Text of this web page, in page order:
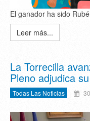
El ganador ha sido
Leer más...
La Torrecilla
Pleno adjudica
Todas Las Noticias